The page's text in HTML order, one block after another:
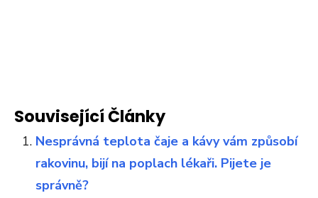
Související Články
Nesprávná teplota čaje a kávy vám způsobí
rakovinu, bijí na poplach lékaři. Pijete je
správně?